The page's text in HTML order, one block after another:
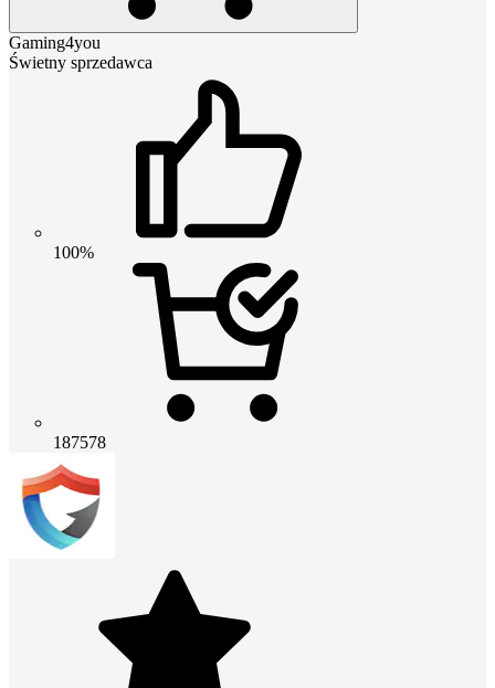
Gaming4you
Świetny sprzedawca
100%
187578